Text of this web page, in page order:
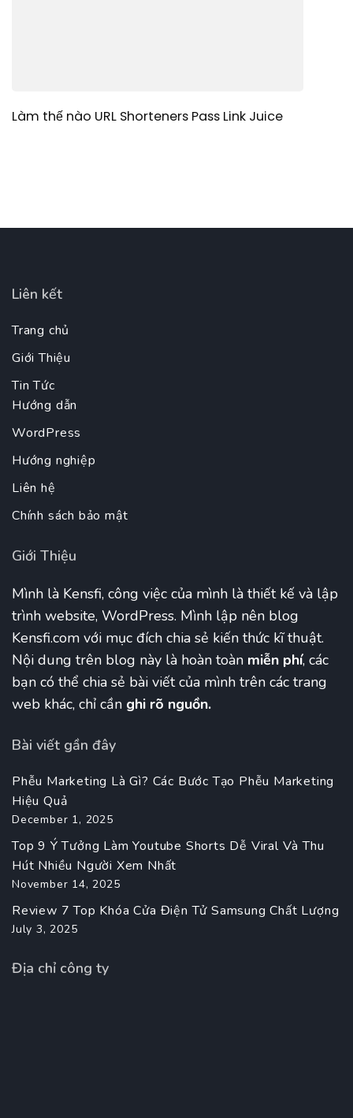
Làm thế nào URL Shorteners Pass Link Juice
Liên kết
Trang chủ
Giới Thiệu
Tin Tức
Hướng dẫn
WordPress
Hướng nghiệp
Liên hệ
Chính sách bảo mật
Giới Thiệu
Mình là Kensfi, công việc của mình là thiết kế và lập
trình website, WordPress. Mình lập nên blog
Kensfi.com với mục đích chia sẻ kiến thức kĩ thuật.
Nội dung trên blog này là hoàn toàn miễn phí, các
bạn có thể chia sẻ bài viết của mình trên các trang
web khác, chỉ cần ghi rõ nguồn.
Bài viết gần đây
Phễu Marketing Là Gì? Các Bước Tạo Phễu Marketing
Hiệu Quả
December 1, 2025
Top 9 Ý Tưởng Làm Youtube Shorts Dễ Viral Và Thu
Hút Nhiều Người Xem Nhất
November 14, 2025
Review 7 Top Khóa Cửa Điện Tử Samsung Chất Lượng
July 3, 2025
Địa chỉ công ty